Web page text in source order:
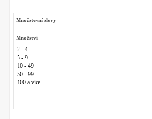
Množstevní slevy
Množství
2 - 4
5 - 9
10 - 49
50 - 99
100 a více